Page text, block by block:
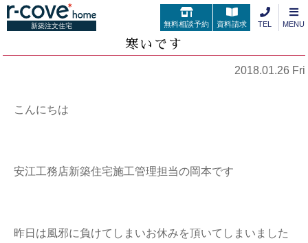
新築注文住宅 無料相談予約 資料請求 TEL MENU
寒いです
2018.01.26 Fri
こんにちは
安江工務店新築住宅施工管理担当の岡本です
昨日は風邪に負けてしまいお休みを頂いてしまいました